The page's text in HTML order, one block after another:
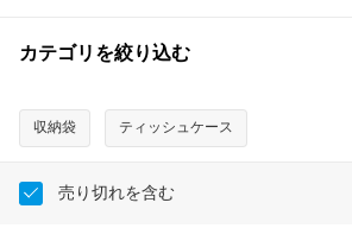
カテゴリを絞り込む
収納袋 ティッシュケース
売り切れを含む